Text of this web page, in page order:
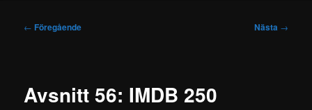
Inläggsnavigering
← Föregående Nästa →
Avsnitt 56: IMDB 250